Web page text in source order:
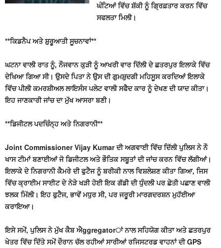
ਘੰਟਿਆਂ ਵਿੱਚ ਸ਼ੱਕੀ ਨੂੰ ਗ੍ਰਿਫ਼ਤਾਰ ਕਰਨ ਵਿੱਚ
ਸਫਲਤਾ ਮਿਲੀ।
**ਕਿਡਨੈਪ ਅਤੇ ਸ਼ੁਰੂਆਤੀ ਸੂਚਨਾਵਾਂ**
ਘਟਨਾ ਵਾਲੀ ਰਾਤ ਨੂੰ, ਨੌਜਵਾਨ ਕੁੜੀ ਨੂੰ ਆਖਰੀ ਵਾਰ ਦਿੱਲੀ ਦੇ ਛਤਰਪੁਰ ਇਲਾਕੇ ਵਿੱਚ
ਦੇਖਿਆ ਗਿਆ ਸੀ। ਉਸਦੇ ਪਿਤਾ ਨੇ ਉਸ ਦੀ ਗੁਮਸ਼ੁਦਗੀ ਮਹਿਸੂਸ ਕਰਦਿਆਂ ਇਲਾਕੇ
ਵਿੱਚ ਪੀਲੀ ਕਮਰਸ਼ੀਅਲ ਲਾਇਸੰਸ ਪਲੇਟ ਵਾਲੀ ਸਫੈਦ ਕਾਰ ਨੂੰ ਦੇਖਣ ਦੀ ਯਾਦ ਕੀਤਾ।
ਇਹ ਜਾਣਕਾਰੀ ਜਾਂਚ ਦਾ ਮੁੱਖ ਆਸਰਾ ਬਣੀ।
**ਡਿਜੀਟਲ ਪਦਚਿੰਨ੍ਹ ਅਤੇ ਨਿਗਰਾਨੀ**
Joint Commissioner Vijay Kumar ਦੀ ਅਗਵਾਈ ਵਿੱਚ ਦਿੱਲੀ ਪੁਲਿਸ ਨੇ ਨੌ
ਖਾਸ ਟੀਮਾਂ ਬਣਾਈਆਂ ਜੋ ਡਿਜੀਟਲ ਅਤੇ ਭੌਤਿਕ ਸਬੂਤਾਂ ਦੀ ਜਾਂਚ ਕਰਨ ਵਿੱਚ ਲੱਗੀਆਂ।
ਇਲਾਕੇ ਦੇ ਨਿਗਰਾਨੀ ਕੈਮਰੇ ਦੀ ਫੁਟੈਜ ਨੂੰ ਬਰੀਕੀ ਨਾਲ ਵਿਸ਼ਲੇਸ਼ਣ ਕੀਤਾ ਗਿਆ, ਜਿਸ
ਵਿੱਚ ਕ੍ਰਾਈਮ ਸਾਈਟ ਦੇ ਨੇੜੇ ਖੜੀ ਹੋਈ ਇਕ ਗੱਡੀ ਦੀ ਧੁੰਦਲੀ ਪਰ ਛੇਤੀ ਪਛਾਣ ਵਾਲੀ
ਝਲਕ ਮਿੱਲੀ। ਇਹ ਫੁਟੈਜ, ਭਾਵੇਂ ਮਧੁਰ ਸੀ, ਪਰ ਜਰੂਰੀ ਮਾਰਗਦਰਸ਼ਨ ਮੁਹੱਈਆ
ਕਰਾਇਆ।
ਇਸੇ ਸਮੇਂ, ਪੁਲਿਸ ਨੇ ਮੁੱਖ ਕੈਬ ਐggregatorਾਂ ਨਾਲ ਸਹਿਯੋਗ ਕੀਤਾ ਅਤੇ ਛਤਰਪੁਰ
ਖੇਤਰ ਵਿੱਚ ਦਿੱਤੇ ਸਮੇਂ ਦੌਰਾਨ ਚੱਲ ਰਹੀਆਂ ਸਾਰੀਆਂ ਰਜਿਸਟਰਡ ਵਾਹਨਾਂ ਦੀ GPS